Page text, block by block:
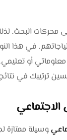
محركات البحث.
في هذا
أو
ترتيبك في
وسيلة ممتازة